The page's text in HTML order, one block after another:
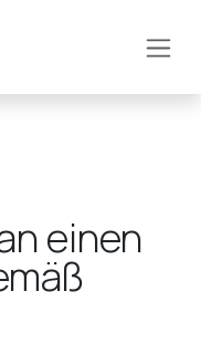
einen